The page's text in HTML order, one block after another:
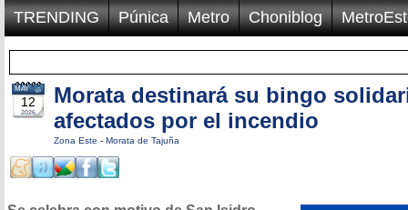
TRENDING Púnica Metro Choniblog
12
MAY
2026
Morata destinará su bingo
afectados por el incendio
Zona Este - Morata de Tajuña